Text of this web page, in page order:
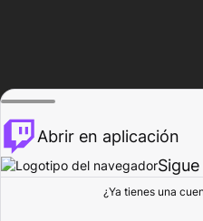
Explorar
Abrir en aplicación
¿Ya tienes una